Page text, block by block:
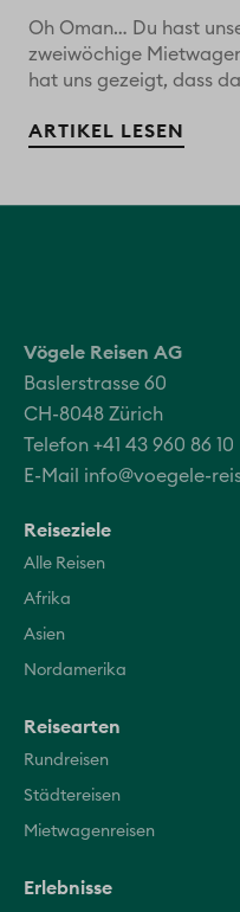
Oh Oman… Du hast
zweiwöchige
hat uns gezeigt, dass
ARTIKEL LESEN
Vögele Reisen AG
Baslerstrasse 60
CH-8048 Zürich
Telefon +41 43 960 86 10
E-Mail info@voegele-
Reiseziele
Alle Reisen
Afrika
Asien
Nordamerika
Reisearten
Rundreisen
Städtereisen
Mietwagenreisen
Erlebnisse